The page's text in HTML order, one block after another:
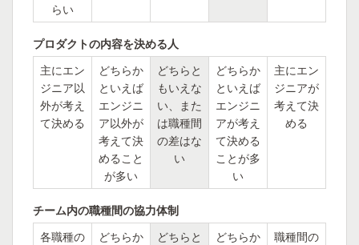
らい
プロダクトの内容を決める人
主にエン
ジニア以
外が考え
て決める
どちらか
といえば
エンジニ
ア以外が
考えて決
めること
が多い
どちらと
もいえな
い、また
は職種間
の差はな
い
どちらか
といえば
エンジニ
アが考え
て決める
ことが多
い
主にエン
ジニアが
考えて決
める
チーム内の職種間の協力体制
各職種の
どちらか
どちらと
どちらか
職種間の